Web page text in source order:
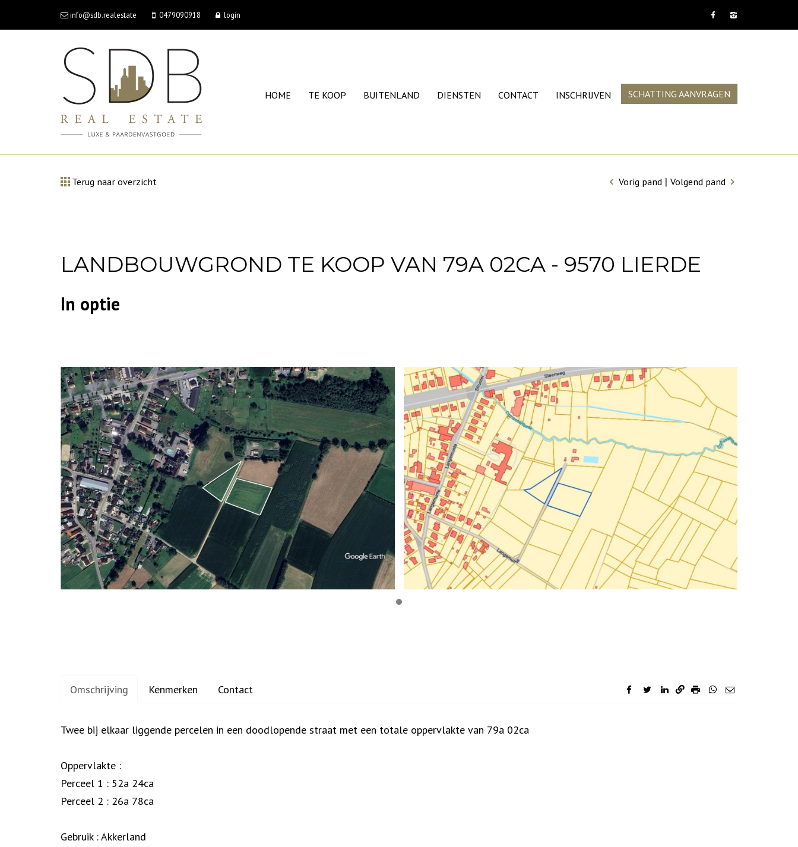
info@sdb.realestate 0479090918 login
HOME TE KOOP BUITENLAND DIENSTEN CONTACT INSCHRIJVEN SCHATTING AANVRAGEN
Terug naar overzicht Vorig pand | Volgend pand
LANDBOUWGROND TE KOOP VAN 79A 02CA - 9570 LIERDE
In optie
Omschrijving Kenmerken Contact facebook
twitterlinkedin
Omschrijving
Twee bij elkaar liggende percelen in een doodlopende straat met een totale oppervlakte van 79a 02ca
Oppervlakte :
Perceel 1 : 52a 24ca
Perceel 2 : 26a 78ca
Gebruik : Akkerland